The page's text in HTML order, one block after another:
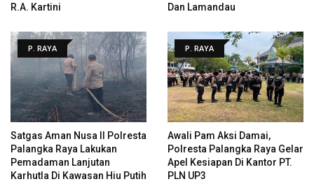
R.A. Kartini
Dan Lamandau
P. RAYA
Satgas Aman Nusa II Polresta
Palangka Raya Lakukan
Pemadaman Lanjutan
Karhutla Di Kawasan Hiu Putih
P. RAYA
Awali Pam Aksi Damai,
Polresta Palangka Raya Gelar
Apel Kesiapan Di Kantor PT.
PLN UP3